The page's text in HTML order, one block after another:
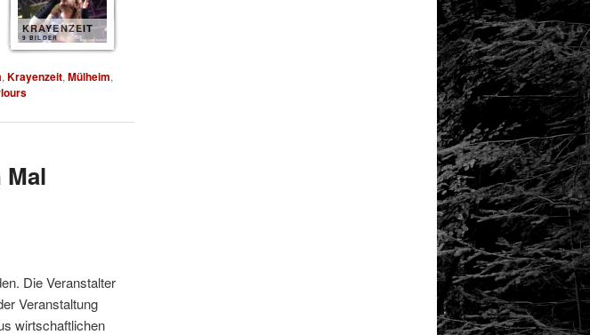
KRAYENZEIT
9 BILDER
, Krayenzeit, Mülheim,
Die Veranstalter
Veranstaltung
wirtschaftlichen